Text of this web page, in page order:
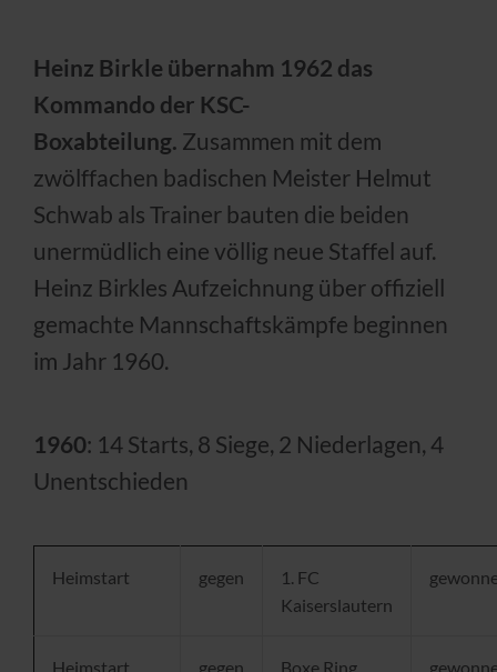
Heinz Birkle übernahm 1962 das
Kommando der KSC-
Boxabteilung. Zusammen mit dem
zwölffachen badischen Meister Helmut
Schwab als Trainer bauten die beiden
unermüdlich eine völlig neue Staffel auf.
Heinz Birkles Aufzeichnung über offiziell
gemachte Mannschaftskämpfe beginnen
im Jahr 1960.
1960: 14 Starts, 8 Siege, 2 Niederlagen, 4
Unentschieden
Heimstart gegen
1. FC
Kaiserslautern
Heimstart gegen
Boxe Ring